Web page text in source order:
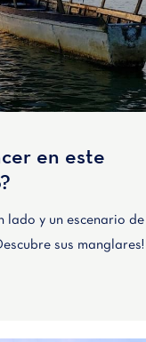
en este
lado y un escenario de
sus manglares!